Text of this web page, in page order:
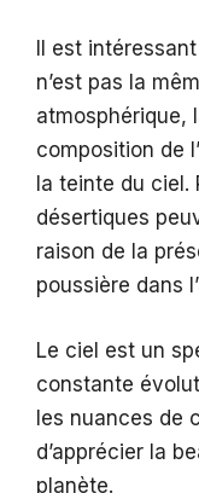
Il est
n’est pas la
atmosphérique,
composition de
la teinte du ciel.
désertiques
raison de la
poussière dans
Le ciel est un
constante
les nuances de
d’apprécier la
planète.